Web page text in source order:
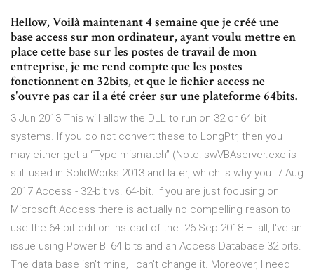
Hellow, Voilà maintenant 4 semaine que je créé une
base access sur mon ordinateur, ayant voulu mettre en
place cette base sur les postes de travail de mon
entreprise, je me rend compte que les postes
fonctionnent en 32bits, et que le fichier access ne
s'ouvre pas car il a été créer sur une plateforme 64bits.
3 Jun 2013 This will allow the DLL to run on 32 or 64 bit
systems. If you do not convert these to LongPtr, then you
may either get a “Type mismatch” (Note: swVBAserver.exe is
still used in SolidWorks 2013 and later, which is why you 7 Aug
2017 Access - 32-bit vs. 64-bit. If you are just focusing on
Microsoft Access there is actually no compelling reason to
use the 64-bit edition instead of the 26 Sep 2018 Hi all, I've an
issue using Power BI 64 bits and an Access Database 32 bits.
The data base isn't mine, I can't change it. Moreover, I need